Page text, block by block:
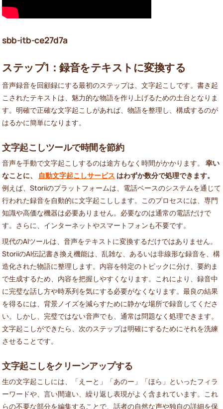
sbb-itb-ce27d7a
ステップ1：録音をテキストに変換する
音声録音を回顧録にする最初のステップは、文字起こしです。書き起
こされたテキストは、魅力的な物語を作り上げるための土台となりま
す。明確で正確な文字起こしがあれば、物語を整理し、構成するのが
はるかに簡単になります。
文字起こしツールで時間を節約
音声を手動で文字起こしするのは途方もなく時間がかかります。 幸い
なことに、
自動文字起こしサービス はわずか数分で処理できます。
例えば、Storiiのプラットフォームは、電話ベースのシステムを通じて
行われた録音を自動的に文字起こしします。このプロセスには、専門
知識や高価な機器は必要ありません。必要なのは通常の電話だけで
す。さらに、インターネットやスマートフォンも不要です。
現代のAIツールは、音声をテキストに変換するだけではありません。
StoriiのAI伝記書き換え機能は、乱雑な、あるいは非線形な録音を、構
造化された物語に整理します。内容を特定のトピックに分け、要約ま
で生成するため、内容を把握しやすくなります。これにより、録音中
に完璧な話し方や時系列を気にする必要がなくなります。最良の結果
を得るには、背景ノイズを減らすために静かな場所で録音してくださ
い。しかし、完璧ではない音声でも、通常は問題なく処理できます。
文字起こしができたら、次のステップは明確にするためにそれを洗練
させることです。
文字起こしをクリーンアップする
生の文字起こしには、「えーと」「あのー」「ほら」といったフィラ
ーワードや、言い間違い、繰り返し表現がよく含まれています。これ
らの不要な部分を編集することで、話者の自然な声や独自の詳細を保